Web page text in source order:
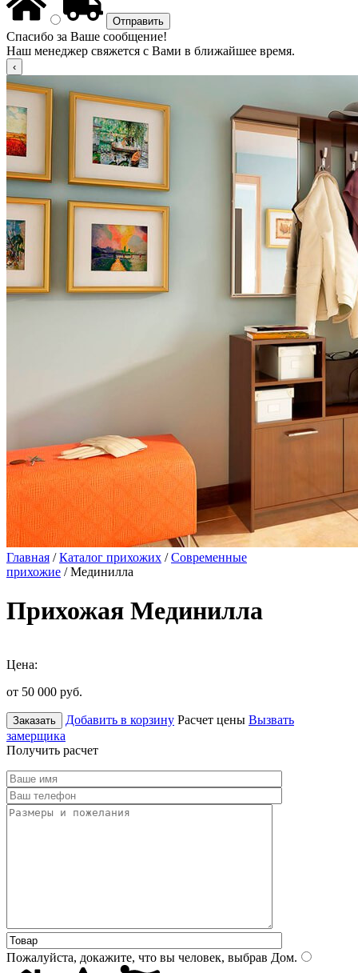
Спасибо за Ваше сообщение!
Наш менеджер свяжется с Вами в ближайшее время.
Главная /Каталог прихожих /Современные
прихожие / Мединилла
Прихожая Мединилла
Цена:
от 50 000 руб.
Заказать Добавить в корзину Расчет цены Вызвать
замерщика
Получить расчет
Пожалуйста, докажите, что вы человек, выбрав Дом.